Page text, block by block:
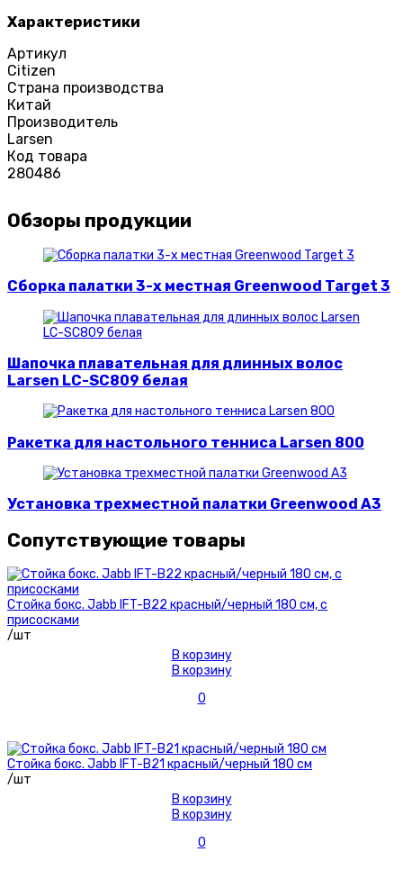
Характеристики
Артикул
Citizen
Страна производства
Китай
Производитель
Larsen
Код товара
280486
Обзоры продукции
Сборка палатки 3-х местная Greenwood Target 3
Шапочка плавательная для длинных волос
Larsen LC-SC809 белая
Ракетка для настольного тенниса Larsen 800
Установка трехместной палатки Greenwood A3
Сопутствующие товары
Стойка бокс. Jabb IFT-B22 красный/черный 180 см, с
присосками
/шт
В корзину
В корзину
0
Стойка бокс. Jabb IFT-B21 красный/черный 180 см
/шт
В корзину
В корзину
0